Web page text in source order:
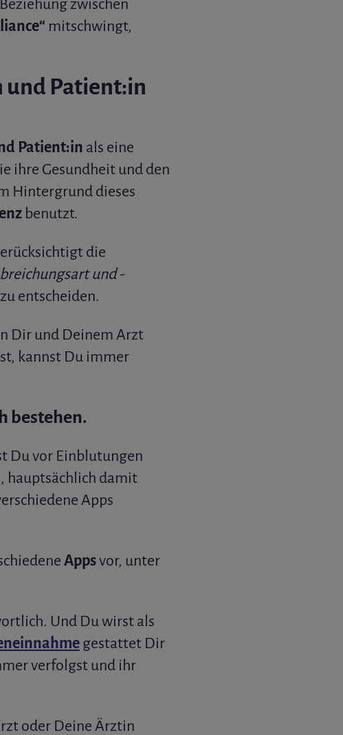
zwischen
mitschwingt,
und Patient:in
Patient:in als eine
ihre Gesundheit und den
Hintergrund dieses
benutzt.
die
und -
entscheiden.
Dir und Deinem Arzt
kannst Du immer
bestehen.
Du vor Einblutungen
hauptsächlich damit
Apps
Appsvor, unter
Und Du wirst als
gestattet Dir
verfolgst und ihr
oder Deine Ärztin